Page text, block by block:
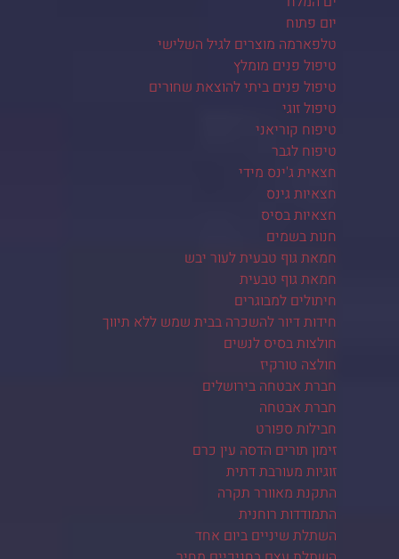
יום פתוח
טלפארמה מוצרים לגיל השלישי
טיפול פנים מומלץ
טיפול פנים ביתי להוצאת שחורים
טיפול זוגי
טיפוח קוריאני
טיפוח לגבר
חצאית ג'ינס מידי
חצאיות גינס
חצאיות בסיס
חנות בשמים
חמאת גוף טבעית לעור יבש
חמאת גוף טבעית
חיתולים למבוגרים
חידות דיור להשכרה בבית שמש ללא תיווך
חולצות בסיס לנשים
חולצה טורקיז
חברת אבטחה בירושלים
חברת אבטחה
חבילות ספורט
זימון תורים הדסה עין כרם
זוגיות מעורבת דתית
התקנת מאוורר תקרה
התמודדות רוחנית
השתלת שיניים ביום אחד